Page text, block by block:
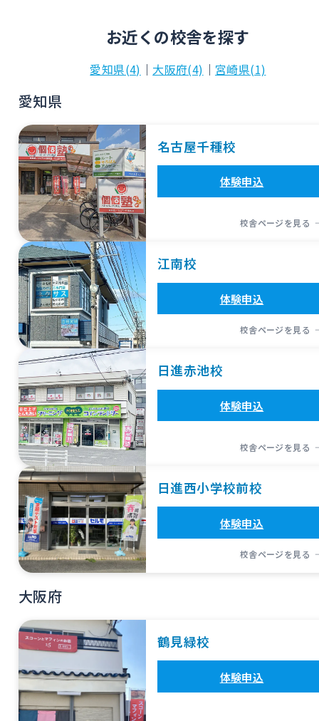
お近くの校舎を探す
愛知県(4) ｜ 大阪府(4) ｜ 宮崎県(1)
愛知県
名古屋千種校
体験申込
校舎ページを見る
江南校
体験申込
校舎ページを見る
日進赤池校
体験申込
校舎ページを見る
日進西小学校前校
体験申込
校舎ページを見る
大阪府
鶴見緑校
体験申込